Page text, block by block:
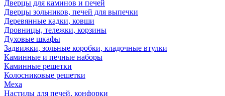
Дверцы для каминов и печей
Дверцы зольников, печей для выпечки
Деревянные кадки, ковши
Дровницы, тележки, корзины
Духовые шкафы
Задвижки, зольные коробки, кладочные втулки
Каминные и печные наборы
Каминные решетки
Колосниковые решетки
Меха
Настилы для печей, конфорки